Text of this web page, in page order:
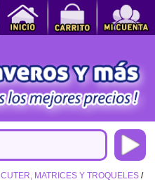
CUTER, MATRICES Y TROQUELES /